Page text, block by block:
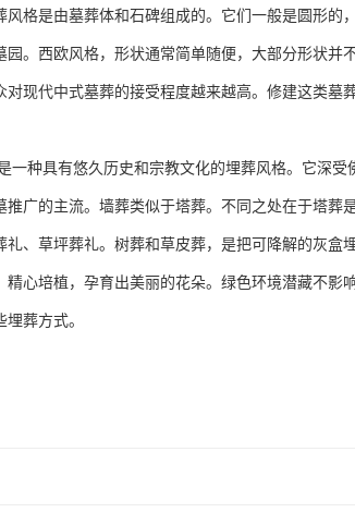
格是由墓葬体和石碑组成的。它们一般是圆形的
园。西欧风格，形状通常简单随便，大部分形状
现代中式墓葬的接受程度越来越高。修建这类墓
一种具有悠久历史和宗教文化的埋葬风格。它深
推广的主流。墙葬类似于塔葬。不同之处在于塔葬
、草坪葬礼。树葬和草皮葬，是把可降解的灰盒
精心培植，孕育出美丽的花朵。绿色环境潜藏不
葬方式。